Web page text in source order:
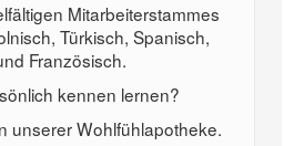
Mitarbeiterstammes
Türkisch, Spanisch,
Französisch.
kennen lernen?
unserer Wohlfühlapotheke.